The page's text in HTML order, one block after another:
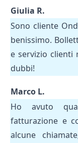
Giulia R.
Sono cliente
benissimo.
e servizio clienti
dubbi!
Marco L.
Ho avuto
fatturazione e
alcune